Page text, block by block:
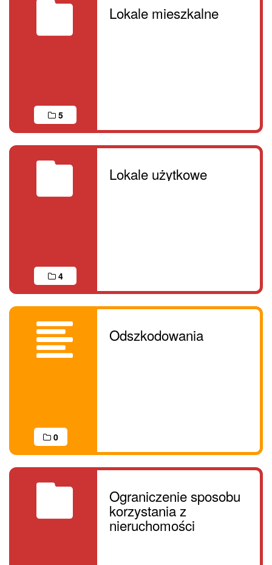
5
Lokale mieszkalne
4
Lokale użytkowe
0
Odszkodowania
Ograniczenie sposobu
korzystania z
nieruchomości